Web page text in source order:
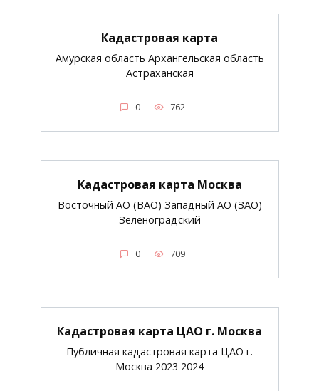
Кадастровая карта
Амурская область Архангельская область
Астраханская
0 762
Кадастровая карта Москва
Восточный АО (ВАО) Западный АО (ЗАО)
Зеленоградский
0 709
Кадастровая карта ЦАО г. Москва
Публичная кадастровая карта ЦАО г.
Москва 2023 2024